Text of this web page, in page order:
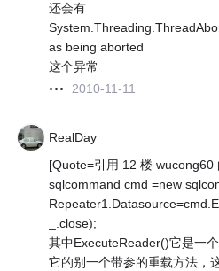
还会有
as being aborted
这个异常
2010-11-11
RealDay
[Quote=引用 12 楼 wucong60
sqlcommand cmd =new
_.close);
其中ExecuteReader()它是一
它的别一个带参的重载方法，